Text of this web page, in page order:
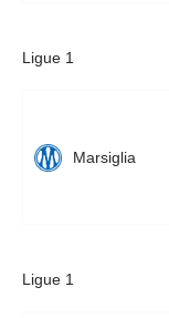
Ligue 1
Marsiglia
Ligue 1